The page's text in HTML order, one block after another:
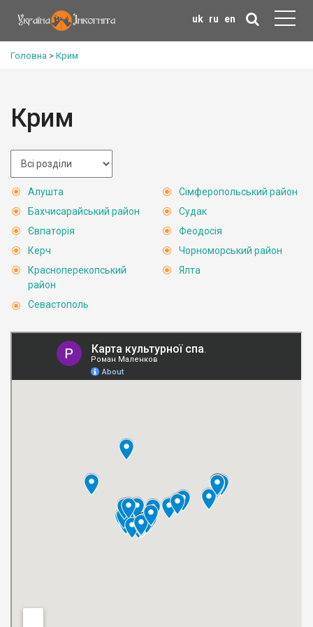
uk ru en
Головна > Крим
Крим
Алушта
Бахчисарайський район
Євпаторія
Керч
Красноперекопський
район
Севастополь
Сімферопольський район
Судак
Феодосія
Чорноморський район
Ялта